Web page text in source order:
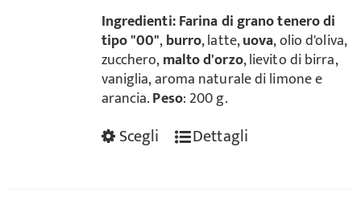
Ingredienti:Farina di grano tenero di
tipo "00",burro, latte,uova, olio d'oliva,
zucchero,malto d'orzo, lievito di birra,
vaniglia, aroma naturale di limone e
arancia.Peso: 200 g.
Scegli Dettagli